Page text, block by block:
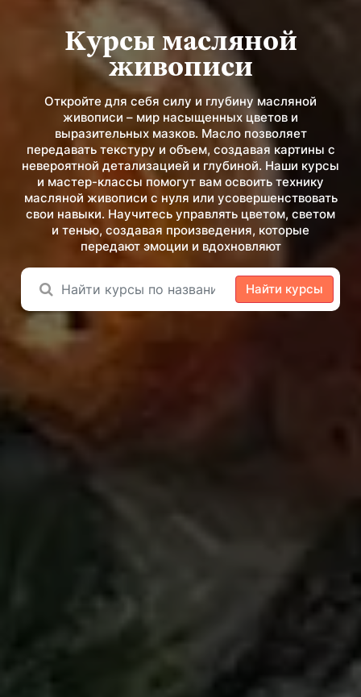
Курсы масляной
живописи
Откройте для себя силу и глубину масляной
живописи – мир насыщенных цветов и
выразительных мазков. Масло позволяет
передавать текстуру и объем, создавая картины с
невероятной детализацией и глубиной. Наши курсы
и мастер-классы помогут вам освоить технику
масляной живописи с нуля или усовершенствовать
свои навыки. Научитесь управлять цветом, светом
и тенью, создавая произведения, которые
передают эмоции и вдохновляют
Найти курсы